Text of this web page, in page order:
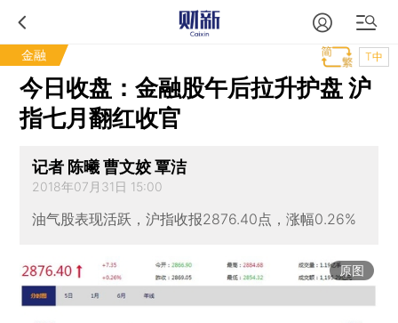
金融 T中
今日收盘：金融股午后拉升护盘 沪
指七月翻红收官
记者 陈曦 曹文姣 覃洁
2018年07月31日 15:00
油气股表现活跃，沪指收报2876.40点，涨幅0.26%
原图